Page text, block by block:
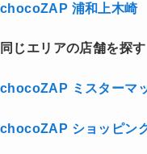
chocoZAP 浦和上木崎
同じエリアの店舗を探す
chocoZAP ミスターマ
chocoZAP ショッピン